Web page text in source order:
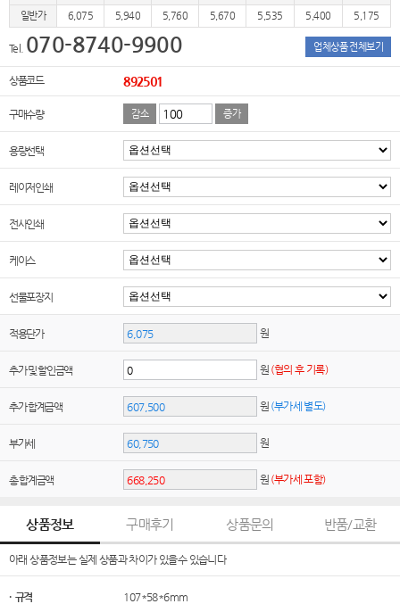
일반가
6,075 5,940 5,760 5,670 5,535 5,400 5,175
Tel. 070-8740-9900 업체상품 전체보기
상품코드 892501
구매수량 감소 증가
용량선택
레이저인쇄
전사인쇄
케이스
선물포장지
적용단가 원
추가 및 할인금액 원 (협의 후 기록)
추가 합계금액 원 (부가세 별도)
부가세 원
총 합계금액 원 (부가세 포함)
상품정보 구매후기 상품문의 반품/교환
아래 상품정보는 실제 상품과 차이가 있을수 있습니다
· 규격
107*58*6mm